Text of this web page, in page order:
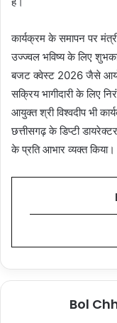
कार्यक्रम के समापन पर
उज्ज्वल भविष्य के लिए
बजट क्वेस्ट 2026 जैसे
सक्रिय भागीदारी के लिए
आयुक्त श्री विश्वदीप भी
छत्तीसगढ़ के डिप्टी
के प्रति आभार व्यक्त किया।
Bol